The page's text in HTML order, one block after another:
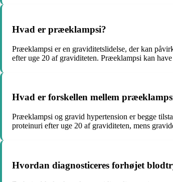
Hvad er præeklampsi?
Præeklampsi er en graviditetslidelse, der kan
efter uge 20 af graviditeten. Præeklampsi kan
Hvad er forskellen mellem
Præeklampsi og gravid hypertension er begge
proteinuri efter uge 20 af graviditeten, mens
Hvordan diagnosticeres forhøjet